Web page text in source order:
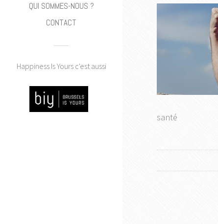
QUI SOMMES-NOUS ?
CONTACT
Happiness Is Yours c'est aussi
santé